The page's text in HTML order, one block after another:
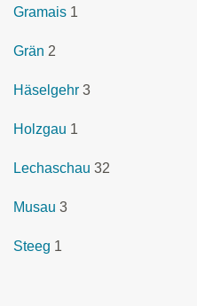
Gramais 1
Grän 2
Häselgehr 3
Holzgau 1
Lechaschau 32
Musau 3
Steeg 1